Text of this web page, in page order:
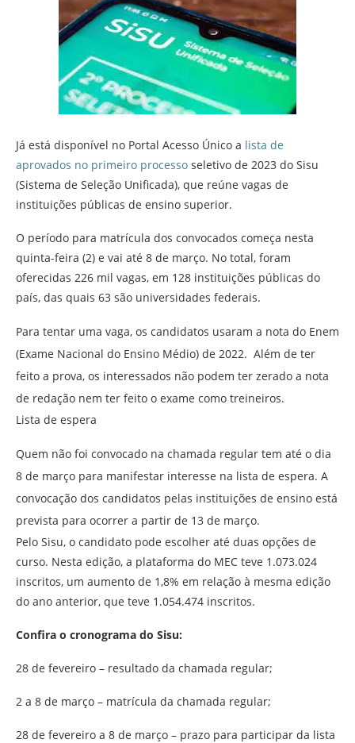
Já está disponível no Portal Acesso Único a lista de
aprovados no primeiro processo seletivo de 2023 do Sisu
(Sistema de Seleção Unificada), que reúne vagas de
instituições públicas de ensino superior.
O período para matrícula dos convocados começa nesta
quinta-feira (2) e vai até 8 de março. No total, foram
oferecidas 226 mil vagas, em 128 instituições públicas do
país, das quais 63 são universidades federais.
Para tentar uma vaga, os candidatos usaram a nota do Enem
(Exame Nacional do Ensino Médio) de 2022. Além de ter
feito a prova, os interessados não podem ter zerado a nota
de redação nem ter feito o exame como treineiros.
Lista de espera
Quem não foi convocado na chamada regular tem até o dia
8 de março para manifestar interesse na lista de espera. A
convocação dos candidatos pelas instituições de ensino está
prevista para ocorrer a partir de 13 de março.
Pelo Sisu, o candidato pode escolher até duas opções de
curso. Nesta edição, a plataforma do MEC teve 1.073.024
inscritos, um aumento de 1,8% em relação à mesma edição
do ano anterior, que teve 1.054.474 inscritos.
Confira o cronograma do Sisu:
28 de fevereiro – resultado da chamada regular;
2 a 8 de março – matrícula da chamada regular;
28 de fevereiro a 8 de março – prazo para participar da lista